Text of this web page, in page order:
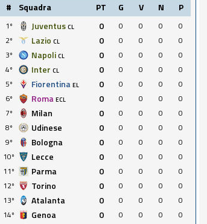
# Squadra PT G V N P
1º Juventus CL 0 0 0 0
0
2º
Lazio CL 0 0 0 0
0
3º
Napoli CL 0 0 0 0
0
4º
Inter CL 0 0 0 0
0
5º
Fiorentina EL 0 0 0 0
0
6º
Roma ECL 0 0 0 0
0
7º
Milan 0 0 0 0
0
8º
Udinese 0 0 0 0
0
9º
Bologna 0 0 0 0
0
10º
Lecce 0 0 0 0
0
11º
Parma 0 0 0 0
0
12º
Torino 0 0 0 0
0
13º
Atalanta 0 0 0 0
0
14º
Genoa 0 0 0 0
0